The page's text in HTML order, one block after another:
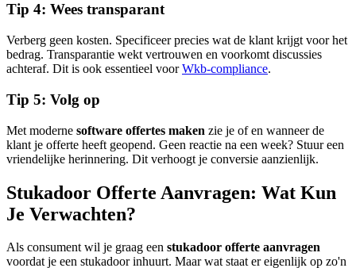
Tip 4: Wees transparant
Verberg geen kosten. Specificeer precies wat de klant krijgt voor het
bedrag. Transparantie wekt vertrouwen en voorkomt discussies
achteraf. Dit is ook essentieel voorWkb-compliance.
Tip 5: Volg op
Met moderne software offertes maken zie je of en wanneer de
klant je offerte heeft geopend. Geen reactie na een week? Stuur een
vriendelijke herinnering. Dit verhoogt je conversie aanzienlijk.
Stukadoor Offerte Aanvragen: Wat Kun
Je Verwachten?
Als consument wil je graag een stukadoor offerte aanvragen
voordat je een stukadoor inhuurt. Maar wat staat er eigenlijk op zo'n